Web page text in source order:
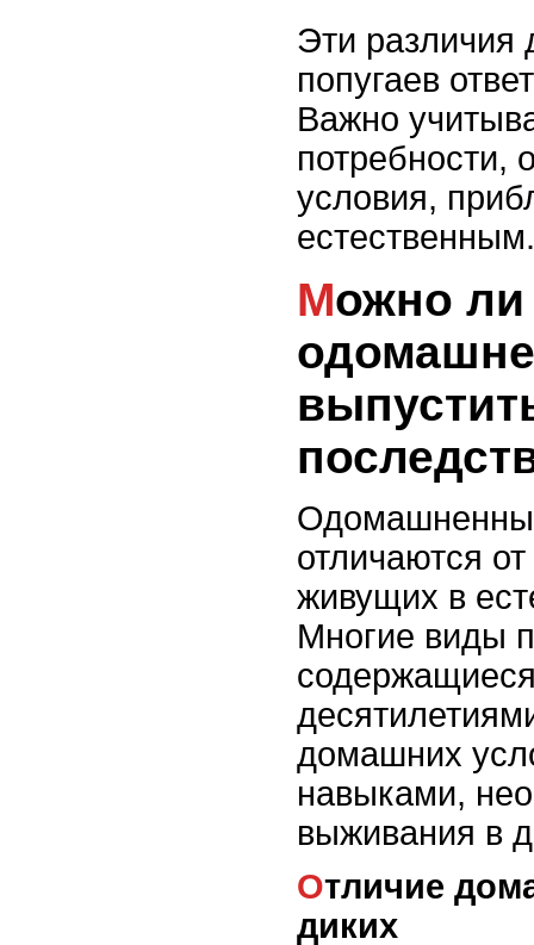
Эти различия
попугаев
Важно
потребности,
условия,
естественным.
Можно ли
отличаются
живущих в
Многие виды
домашних
навыками,
выживания в
Отличие домашних попугаев от
диких